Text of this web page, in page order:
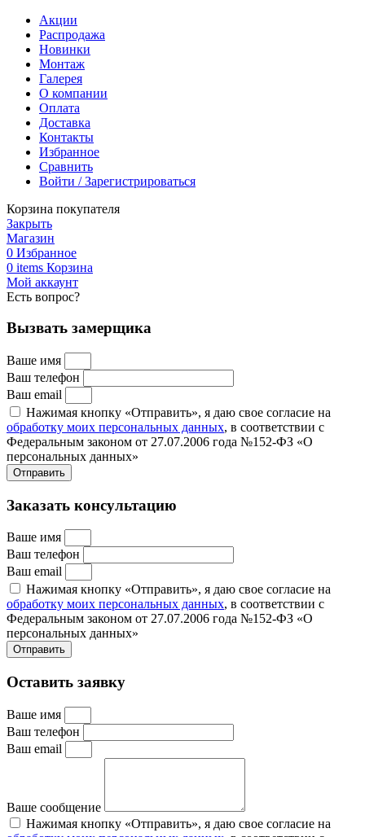
Акции
Распродажа
Новинки
Монтаж
Галерея
О компании
Оплата
Доставка
Контакты
Избранное
Сравнить
Войти / Зарегистрироваться
Корзина покупателя
Закрыть
Магазин
0 Избранное
0 items Корзина
Мой аккаунт
Есть вопрос?
Вызвать замерщика
Ваше имя
Ваш телефон
Ваш email
Нажимая кнопку «Отправить», я даю свое согласие на
обработку моих персональных данных, в соответствии с
Федеральным законом от 27.07.2006 года №152-ФЗ «О
персональных данных»
Отправить
Заказать консультацию
Ваше имя
Ваш телефон
Ваш email
Нажимая кнопку «Отправить», я даю свое согласие на
обработку моих персональных данных, в соответствии с
Федеральным законом от 27.07.2006 года №152-ФЗ «О
персональных данных»
Отправить
Оставить заявку
Ваше имя
Ваш телефон
Ваш email
Ваше сообщение
Нажимая кнопку «Отправить», я даю свое согласие на